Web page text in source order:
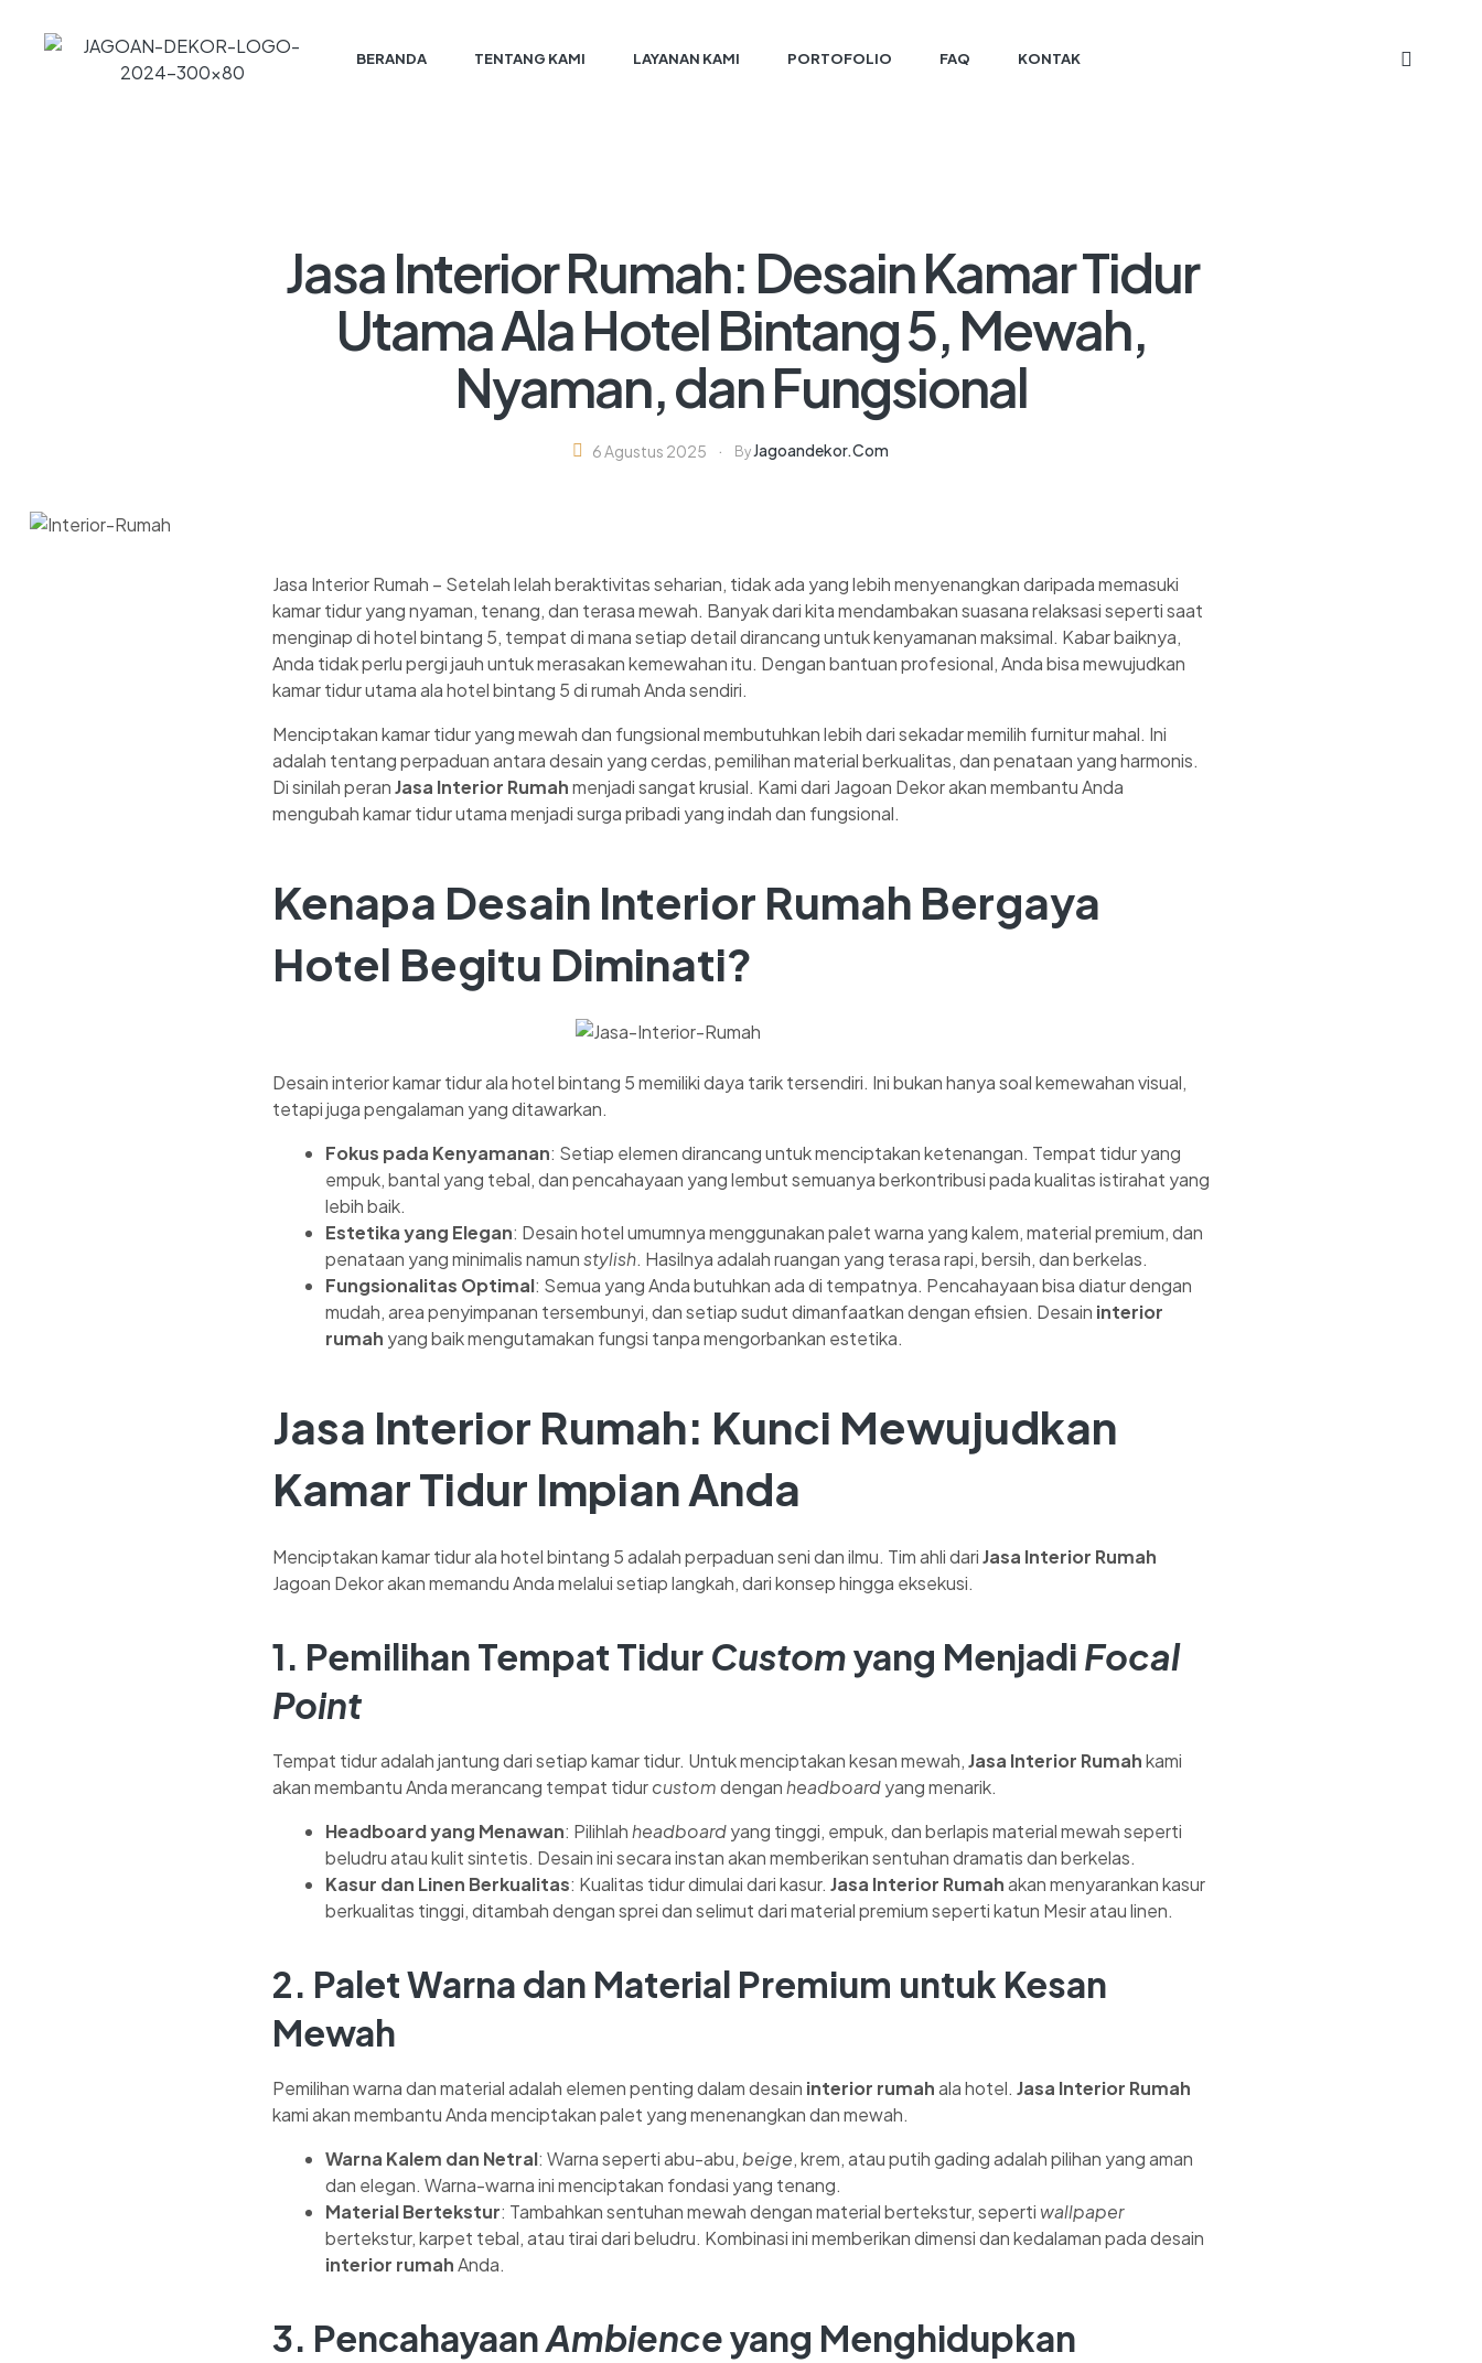
BERANDA TENTANG KAMI LAYANAN KAMI PORTOFOLIO FAQ KONTAK
Jasa Interior Rumah: Desain Kamar Tidur
Utama Ala Hotel Bintang 5, Mewah,
Nyaman, dan Fungsional
6 Agustus 2025 By Jagoandekor.com
Jasa Interior Rumah – Setelah lelah beraktivitas seharian, tidak ada yang lebih menyenangkan daripada memasuki
kamar tidur yang nyaman, tenang, dan terasa mewah. Banyak dari kita mendambakan suasana relaksasi seperti saat
menginap di hotel bintang 5, tempat di mana setiap detail dirancang untuk kenyamanan maksimal. Kabar baiknya,
Anda tidak perlu pergi jauh untuk merasakan kemewahan itu. Dengan bantuan profesional, Anda bisa mewujudkan
kamar tidur utama ala hotel bintang 5 di rumah Anda sendiri.
Menciptakan kamar tidur yang mewah dan fungsional membutuhkan lebih dari sekadar memilih furnitur mahal. Ini
adalah tentang perpaduan antara desain yang cerdas, pemilihan material berkualitas, dan penataan yang harmonis.
Di sinilah peranJasa Interior Rumahmenjadi sangat krusial. Kami dari Jagoan Dekor akan membantu Anda
mengubah kamar tidur utama menjadi surga pribadi yang indah dan fungsional.
Kenapa Desain Interior Rumah Bergaya
Hotel Begitu Diminati?
Desain interior kamar tidur ala hotel bintang 5 memiliki daya tarik tersendiri. Ini bukan hanya soal kemewahan visual,
tetapi juga pengalaman yang ditawarkan.
Fokus pada Kenyamanan: Setiap elemen dirancang untuk menciptakan ketenangan. Tempat tidur yang
empuk, bantal yang tebal, dan pencahayaan yang lembut semuanya berkontribusi pada kualitas istirahat yang
lebih baik.
Estetika yang Elegan: Desain hotel umumnya menggunakan palet warna yang kalem, material premium, dan
penataan yang minimalis namunstylish. Hasilnya adalah ruangan yang terasa rapi, bersih, dan berkelas.
Fungsionalitas Optimal: Semua yang Anda butuhkan ada di tempatnya. Pencahayaan bisa diatur dengan
mudah, area penyimpanan tersembunyi, dan setiap sudut dimanfaatkan dengan efisien. Desain interior
rumah yang baik mengutamakan fungsi tanpa mengorbankan estetika.
Jasa Interior Rumah: Kunci Mewujudkan
Kamar Tidur Impian Anda
Menciptakan kamar tidur ala hotel bintang 5 adalah perpaduan seni dan ilmu. Tim ahli dariJasa Interior Rumah
Jagoan Dekor akan memandu Anda melalui setiap langkah, dari konsep hingga eksekusi.
1. Pemilihan Tempat Tidur Customyang Menjadi Focal
Point
Tempat tidur adalah jantung dari setiap kamar tidur. Untuk menciptakan kesan mewah,Jasa Interior Rumahkami
akan membantu Anda merancang tempat tidurcustomdenganheadboardyang menarik.
Headboard yang Menawan: Pilihlahheadboardyang tinggi, empuk, dan berlapis material mewah seperti
beludru atau kulit sintetis. Desain ini secara instan akan memberikan sentuhan dramatis dan berkelas.
Kasur dan Linen Berkualitas: Kualitas tidur dimulai dari kasur. Jasa Interior Rumahakan menyarankan kasur
berkualitas tinggi, ditambah dengan sprei dan selimut dari material premium seperti katun Mesir atau linen.
2. Palet Warna dan Material Premium untuk Kesan
Mewah
Pemilihan warna dan material adalah elemen penting dalam desain interior rumahala hotel. Jasa Interior Rumah
kami akan membantu Anda menciptakan palet yang menenangkan dan mewah.
Warna Kalem dan Netral: Warna seperti abu-abu,beige, krem, atau putih gading adalah pilihan yang aman
dan elegan. Warna-warna ini menciptakan fondasi yang tenang.
Material Bertekstur: Tambahkan sentuhan mewah dengan material bertekstur, seperti wallpaper
bertekstur, karpet tebal, atau tirai dari beludru. Kombinasi ini memberikan dimensi dan kedalaman pada desain
interior rumahAnda.
3. PencahayaanAmbienceyang Menghidupkan